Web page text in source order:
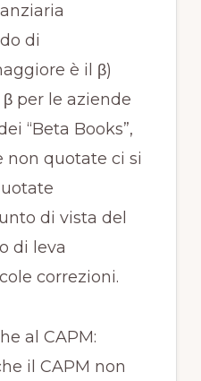
di
è il β)
per le aziende
“Beta Books”,
non quotate ci si
di vista del
di leva
correzioni.
al CAPM:
il CAPM non